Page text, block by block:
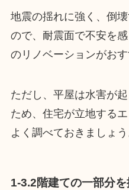
地震の揺れに強く、倒
ので、耐震面で不安を
のリノベーションがおす
ただし、平屋は水害が
ため、住宅が立地する
よく調べておきましょう
1-3.2階建ての一部分